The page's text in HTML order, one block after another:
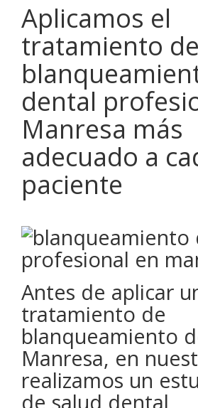
Aplicamos el
tratamiento de
dental
Manresa más
adecuado a
paciente
Antes de aplicar
tratamiento de
blanqueamiento
Manresa, en
realizamos un
de salud dental